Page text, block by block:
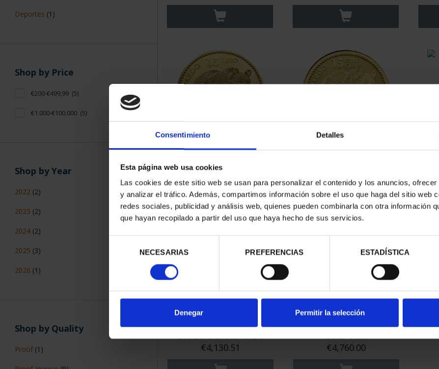
Consentimiento Detalles
Esta página web usa cookies
Las cookies de este sitio web se usan para personalizar el contenido y los anuncios,
y analizar el tráfico. Además, compartimos información sobre el uso que haga del sitio web
redes sociales, publicidad y análisis web, quienes pueden combinarla con otra información
que hayan recopilado a partir del uso que haya hecho de sus servicios.
consentimiento
NECESARIAS PREFERENCIAS ESTADÍSTICA
Denegar Permitir la selección
Deportes (1)
Shop by Price
€200-€499,99 (5)
€1.000-€100.000 (5)
Shop by Year
2022 (2)
2023 (2)
2024 (2)
2025 (3)
2026 (1)
Shop by Quality
Proof (1)
GOLD OUNCE "BROWN
€4,130.51
1/10 OUNCE GOLD BROWN
1/
GOLD OUNCE "SPANISH
IMPERIAL EAGLE" 2024
€4,130.51
FIFA WORLD CUP - 1 OZ
GOLD COIN
€4,760.00